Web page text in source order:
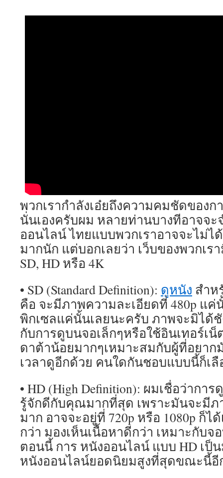
พวกเรากำลังเอ๋ยถึงความคมชัดของ
นั่นเองครับผม หลายท่านบางทีอาจจะ
ออนไลน์ ไทยแบบพวกเราอาจจะไม่
มากนัก แต่บอกเลยว่า เว็บของพวกเร
SD, HD หรือ 4K
• SD (Standard Definition): ดูหนัง สำห
คือ จะมีภาพความละเอียดที่ 480p แค่
พิกเซลแค่นั้นเลยนะครับ ภาพจะมิได้
กับการดูบนจอเล็กๆหรือใช้อินเทอร์เน็
ดาต้าน้อยมากๆเหมาะสมกับผู้ที่อยาก
เวลาดูอีกด้วย คนใดกันชอบแบบนี้ก็เ
• HD (High Definition): ผมเชื่อว่ากา
รู้จักดีกับคุณมากที่สุด เพราะมันจะมีภ
มาก อาจจะอยู่ที่ 720p หรือ 1080p ก็
กว่า มองเห็นเนื้อหาดีกว่า เหมาะกับ
ตอนนี้ การ หนังออนไลน์ แบบ HD เป็
หนังออนไลน์ยอดนิยมสูงที่สุดขณะนี้อี